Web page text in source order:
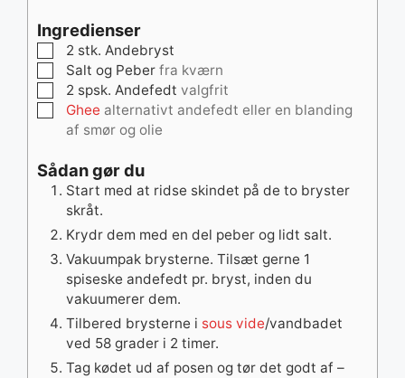
Ingredienser
▢
2 stk. Andebryst
▢
Salt og Peber fra kværn
▢
2 spsk. Andefedt valgfrit
▢
Ghee alternativt andefedt eller en blanding
af smør og olie
Sådan gør du
Start med at ridse skindet på de to bryster
skråt.
Krydr dem med en del peber og lidt salt.
Vakuumpak brysterne. Tilsæt gerne 1
spiseske andefedt pr. bryst, inden du
vakuumerer dem.
Tilbered brysterne i sous vide/vandbadet
ved 58 grader i 2 timer.
Tag kødet ud af posen og tør det godt af –